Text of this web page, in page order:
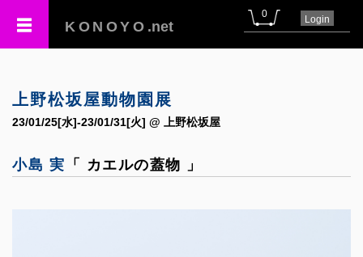
KONOYO .net
0 Login
上野松坂屋動物園展
23/01/25[水]-23/01/31[火] @ 上野松坂屋
小島 実 「 カエルの蓋物 」